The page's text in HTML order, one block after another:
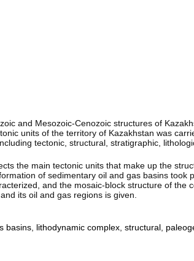
and Mesozoic-Cenozoic structures of
units of the territory of Kazakhstan was
tectonic, structural, stratigraphic,
the main tectonic units that make up the
of sedimentary oil and gas basins took
and the mosaic-block structure of the
its oil and gas regions is given.
basins, lithodynamic complex, structural,